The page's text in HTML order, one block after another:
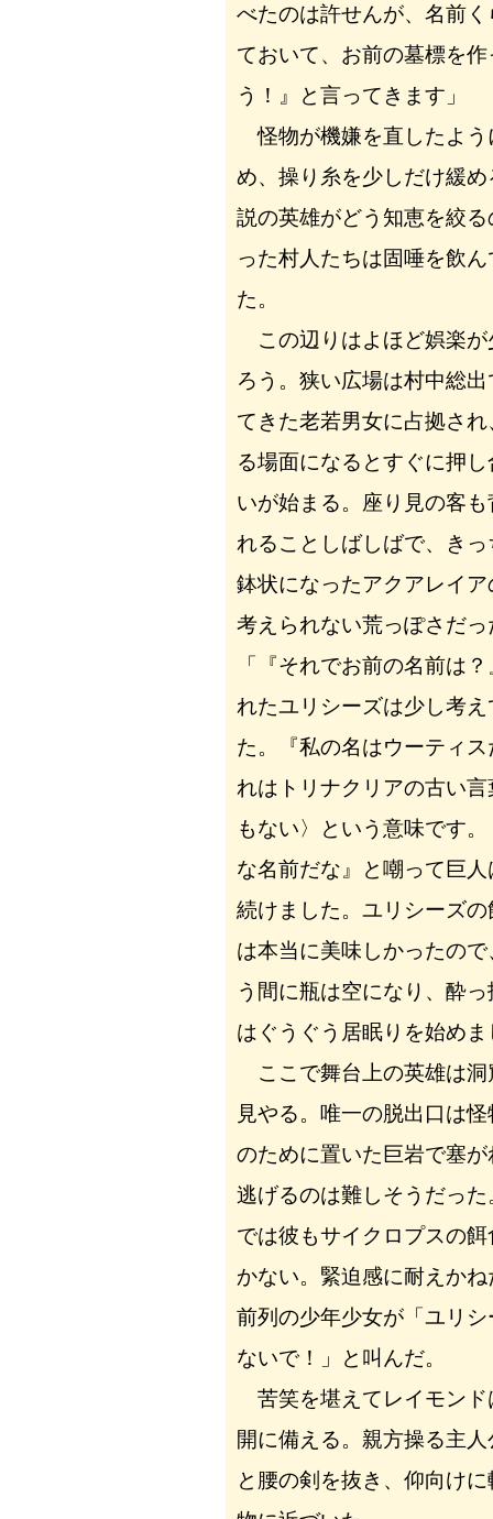
べたのは許せんが、名前
ておいて、お前の墓標を
う！』と言ってきます」
怪物が機嫌を直したよう
め、操り糸を少しだけ緩
説の英雄がどう知恵を絞
った村人たちは固唾を飲
た。
この辺りはよほど娯楽が
ろう。狭い広場は村中総
てきた老若男女に占拠さ
る場面になるとすぐに押
いが始まる。座り見の客
れることしばしばで、き
鉢状になったアクアレイ
考えられない荒っぽさだっ
「『それでお前の名前は
れたユリシーズは少し考
た。『私の名はウーティ
れはトリナクリアの古い
もない〉という意味です
な名前だな』と嘲って巨
続けました。ユリシーズ
は本当に美味しかったの
う間に瓶は空になり、酔
はぐうぐう居眠りを始めま
ここで舞台上の英雄は洞
見やる。唯一の脱出口は
のために置いた巨岩で塞
逃げるのは難しそうだっ
では彼もサイクロプスの
かない。緊迫感に耐えか
前列の少年少女が「ユリ
ないで！」と叫んだ。
苦笑を堪えてレイモンド
開に備える。親方操る主
と腰の剣を抜き、仰向け